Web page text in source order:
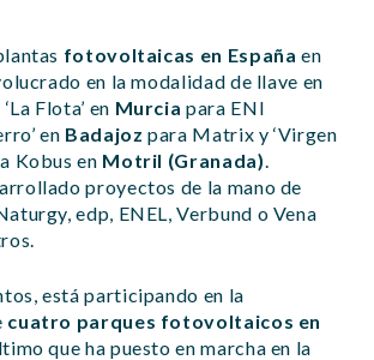
fotovoltaicas en España en
en la modalidad de llave en
Flota’ en Murcia para ENI
en Badajoz para Matrix y ‘Virgen
Kobus en Motril (Granada).
proyectos de la mano de
edp, ENEL, Verbund o Vena
está participando en la
cuatro parques fotovoltaicos en
que ha puesto en marcha en la